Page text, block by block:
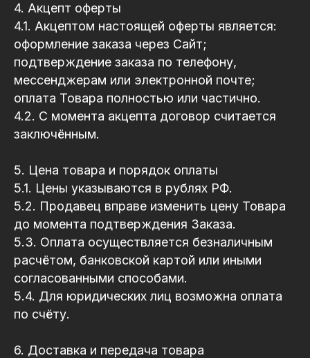
4. Акцепт оферты
4.1. Акцептом настоящей оферты является:
оформление заказа через Сайт;
подтверждение заказа по телефону,
мессенджерам или электронной почте;
оплата Товара полностью или частично.
4.2. С момента акцепта договор считается
заключённым.
5. Цена товара и порядок оплаты
5.1. Цены указываются в рублях РФ.
5.2. Продавец вправе изменить цену Товара
до момента подтверждения Заказа.
5.3. Оплата осуществляется безналичным
расчётом, банковской картой или иными
согласованными способами.
5.4. Для юридических лиц возможна оплата
по счёту.
6. Доставка и передача товара